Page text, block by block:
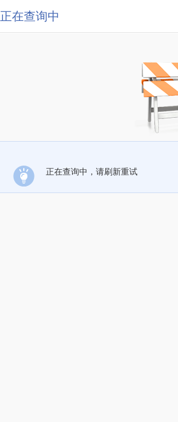
正在查询中
正在查询中，请刷新重试